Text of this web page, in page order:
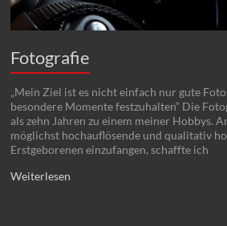
Fotografie
„Mein Ziel ist es nicht einfach nur gute
besondere Momente festzuhalten“ Die
als zehn Jahren zu einem meiner Hobbys.
möglichst hochauflösende und qualitativ
Erstgeborenen einzufangen, schaffte ich
Weiterlesen